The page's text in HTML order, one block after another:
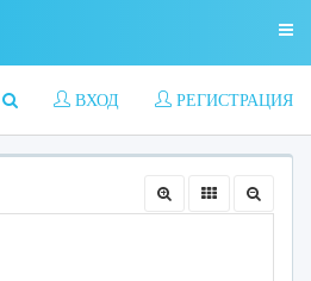
РЕГИСТРАЦИЯ
ВХОД